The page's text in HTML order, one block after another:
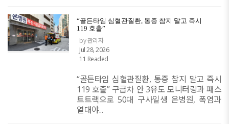
“골든타임 심혈관질환, 통증 참지 말고 즉시
119 호출”
by 관리자
Jul 28, 2026
11 Readed
“골든타임 심혈관질환, 통증 참지 말고 즉시
119 호출” 구급차 안 3유도 모니터링과 패스
트트랙으로 50대 구사일생 온병원, 폭염과
열대야...